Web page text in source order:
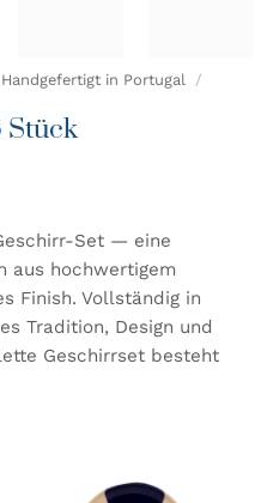
in Portugal
/
Stück
Set — eine
aus hochwertigem
Finish. Vollständig in
Tradition, Design und
Geschirrset besteht